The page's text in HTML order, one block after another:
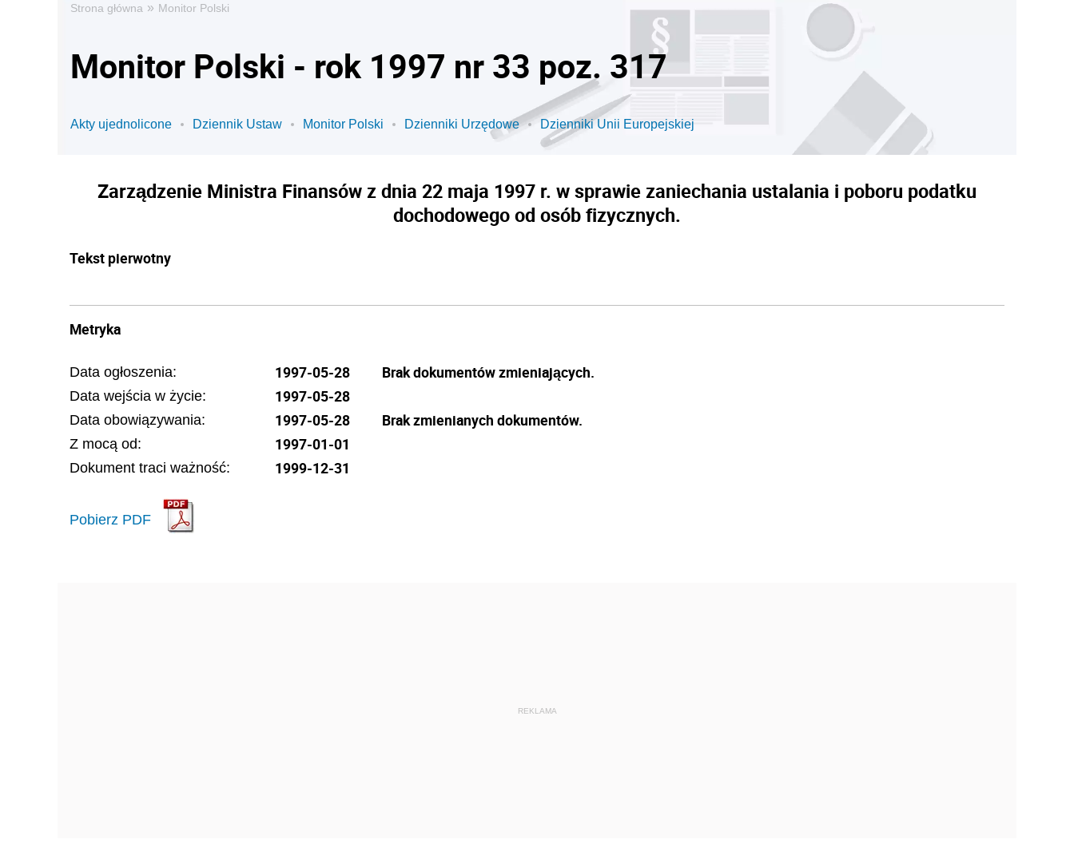
Strona główna » Monitor Polski
Monitor Polski - rok 1997 nr 33 poz. 317
Akty ujednolicone Dziennik Ustaw Monitor Polski Dzienniki Urzędowe Dzienniki Unii Europejskiej
Zarządzenie Ministra Finansów z dnia 22 maja 1997 r. w sprawie zaniechania ustalania i poboru podatku
dochodowego od osób fizycznych.
Tekst pierwotny
Metryka
Data ogłoszenia: 1997-05-28
Data wejścia w życie: 1997-05-28
Data obowiązywania: 1997-05-28
Z mocą od: 1997-01-01
Dokument traci ważność: 1999-12-31
Pobierz PDF
Brak dokumentów zmieniających.
Brak zmienianych dokumentów.